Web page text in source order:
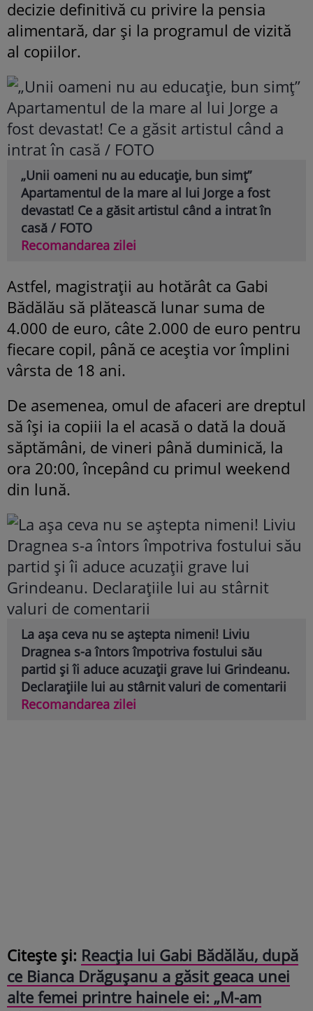
decizie definitivă cu privire la pensia
alimentară, dar și la programul de vizită
al copiilor.
„Unii oameni nu au educație, bun simț”
Apartamentul de la mare al lui Jorge a fost
devastat! Ce a găsit artistul când a intrat în
casă / FOTO
Recomandarea zilei
Astfel, magistrații au hotărât ca Gabi
Bădălău să plătească lunar suma de
4.000 de euro, câte 2.000 de euro pentru
fiecare copil, până ce aceștia vor împlini
vârsta de 18 ani.
De asemenea, omul de afaceri are dreptul
să își ia copiii la el acasă o dată la două
săptămâni, de vineri până duminică, la
ora 20:00, începând cu primul weekend
din lună.
La așa ceva nu se aștepta nimeni! Liviu
Dragnea s-a întors împotriva fostului său
partid și îi aduce acuzații grave lui Grindeanu.
Declarațiile lui au stârnit valuri de comentarii
Recomandarea zilei
Citește și: Reacția lui Gabi Bădălău, după
ce Bianca Drăgușanu a găsit geaca unei
alte femei printre hainele ei: „M-am